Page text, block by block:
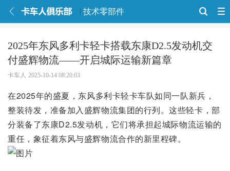
技术零部件
2025年东风多利卡轻卡搭载东康D2.5发动机交
付盛辉物流——开启城际运输新篇章
卡车人 2025-10-14 08:20:03
在2025年的盛夏，东风多利卡轻卡车队如同一队新兵，
整装待发，准备加入盛辉物流集团的行列。这些轻卡，部
分装备了东康D2.5发动机，它们将承担起城际物流运输的
重任，象征着东风与盛辉物流合作的新里程碑。